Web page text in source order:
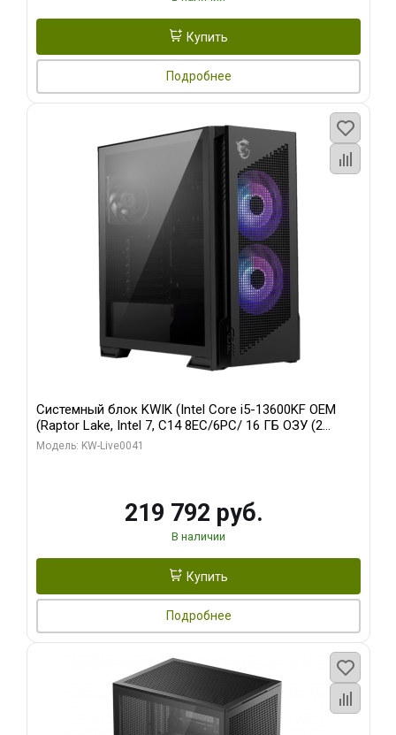
Купить
Подробнее
Системный блок KWIK (Intel Core i5-13600KF OEM
(Raptor Lake, Intel 7, C14 8EC/6PC/ 16 ГБ ОЗУ (2
модуля)/ Palit RTX5080 GAMINGPRO OC 16GB GDDR7
Модель: KW-Live0041
219 792 руб.
В наличии
Купить
Подробнее